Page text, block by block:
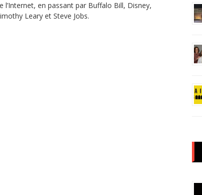
l’Internet, en passant par Buffalo Bill, Disney,
Leary et Steve Jobs.